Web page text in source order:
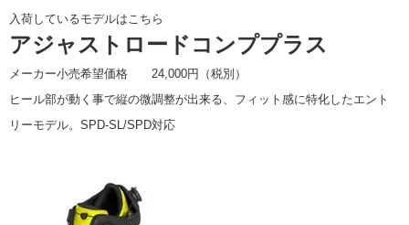
入荷しているモデルはこちら
アジャストロードコンププラス
メーカー小売希望価格 24,000円（税別）
ヒール部が動く事で縦の微調整が出来る、フィット感に特化したエント
リーモデル。SPD-SL/SPD対応